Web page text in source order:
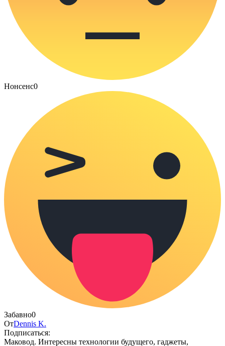
Нонсенс0
Забавно0
ОтDennis K.
Подписаться:
Маковод. Интересны технологии будущего, гаджеты,